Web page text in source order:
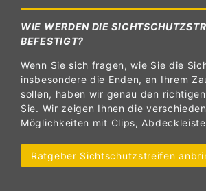
WIE WERDEN DIE
BEFESTIGT?
Wenn Sie sich fragen, wie Sie die
insbesondere die Enden, an Ihrem
sollen, haben wir genau den
Sie. Wir zeigen Ihnen die
Möglichkeiten mit Clips,
Ratgeber Sichtschutzstreifen